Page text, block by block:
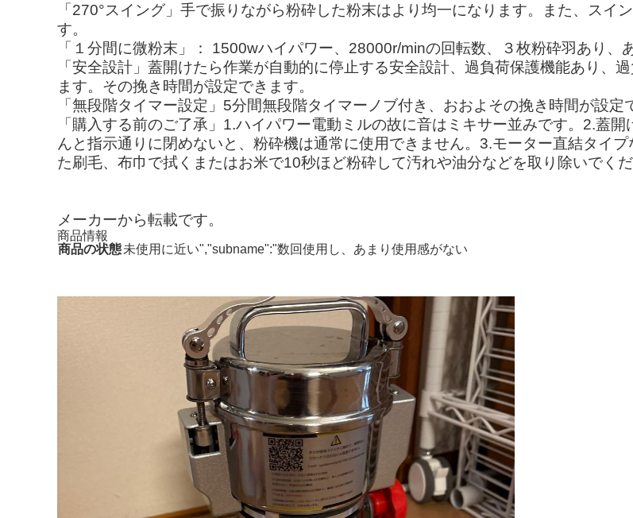
「270°スイング」手で振りながら粉砕した粉末はより均一になります。また、スイ
す。
「１分間に微粉末」： 1500wハイパワー、28000r/minの回転数、３枚粉砕羽あり、
「安全設計」蓋開けたら作業が自動的に停止する安全設計、過負荷保護機能あり、
ます。その挽き時間が設定できます。
「無段階タイマー設定」5分間無段階タイマーノブ付き、おおよその挽き時間が設定
「購入する前のご了承」1.ハイパワー電動ミルの故に音はミキサー並みです。2.蓋
んと指示通りに閉めないと、粉砕機は通常に使用できません。3.モーター直結タイ
た刷毛、布巾で拭くまたはお米で10秒ほど粉砕して汚れや油分などを取り除いでくだ
メーカーから転載です。
商品情報
商品の状態未使用に近い","subname":"数回使用し、あまり使用感がない